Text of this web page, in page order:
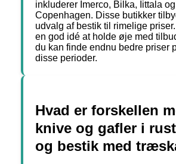
inkluderer Imerco, Bilka, Iittala
Copenhagen. Disse butikker
udvalg af bestik til rimelige
en god idé at holde øje med
du kan finde endnu bedre priser
disse perioder.
Hvad er forskellen
knive og gafler i
og bestik med